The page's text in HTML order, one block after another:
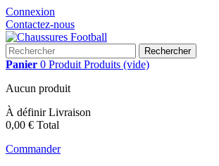
Connexion
Contactez-nous
Rechercher
Panier 0 Produit Produits (vide)
Aucun produit
À définirLivraison
0,00 € Total
Commander